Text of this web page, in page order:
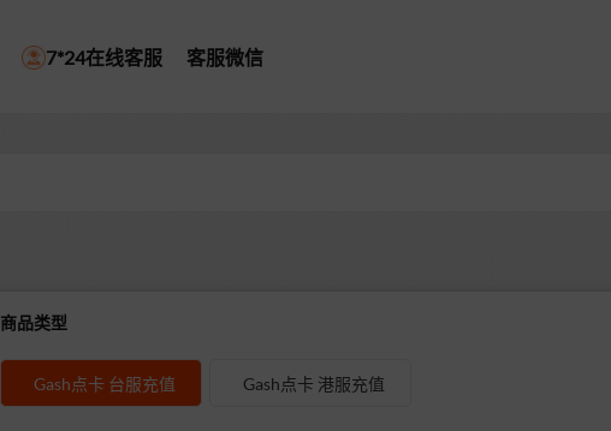
7*24在线客服 客服微信
商品类型
Gash点卡 台服充值 Gash点卡 港服充值